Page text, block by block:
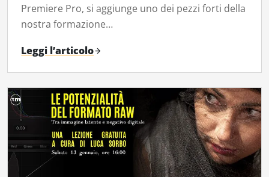
Premiere Pro, si aggiunge uno dei pezzi forti della
nostra formazione…
Leggi l’articolo